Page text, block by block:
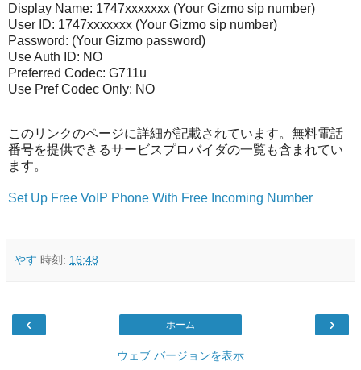
Display Name: 1747xxxxxxx (Your Gizmo sip number)
User ID: 1747xxxxxxx (Your Gizmo sip number)
Password: (Your Gizmo password)
Use Auth ID: NO
Preferred Codec: G711u
Use Pref Codec Only: NO
このリンクのページに詳細が記載されています。無料電話
番号を提供できるサービスプロバイダの一覧も含まれてい
ます。
Set Up Free VoIP Phone With Free Incoming Number
やす 時刻: 16:48
‹ ›
ホーム
ウェブ バージョンを表示